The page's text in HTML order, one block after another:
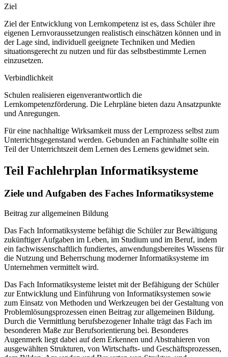
Ziel
Ziel der Entwicklung von Lernkompetenz ist es, dass Schüler ihre
eigenen Lernvoraussetzungen realistisch einschätzen können und in
der Lage sind, individuell geeignete Techniken und Medien
situationsgerecht zu nutzen und für das selbstbestimmte Lernen
einzusetzen.
Verbindlichkeit
Schulen realisieren eigenverantwortlich die
Lernkompetenzförderung. Die Lehrpläne bieten dazu Ansatzpunkte
und Anregungen.
Für eine nachhaltige Wirksamkeit muss der Lernprozess selbst zum
Unterrichtsgegenstand werden. Gebunden an Fachinhalte sollte ein
Teil der Unterrichtszeit dem Lernen des Lernens gewidmet sein.
Teil Fachlehrplan Informatiksysteme
Ziele und Aufgaben des Faches Informatiksysteme
Beitrag zur allgemeinen Bildung
Das Fach Informatiksysteme befähigt die Schüler zur Bewältigung
zukünftiger Aufgaben im Leben, im Studium und im Beruf, indem
ein fachwissenschaftlich fundiertes, anwendungsbereites Wissens für
die Nutzung und Beherrschung moderner Informatiksysteme im
Unternehmen vermittelt wird.
Das Fach Informatiksysteme leistet mit der Befähigung der Schüler
zur Entwicklung und Einführung von Informatiksystemen sowie
zum Einsatz von Methoden und Werkzeugen bei der Gestaltung von
Problemlösungsprozessen einen Beitrag zur allgemeinen Bildung.
Durch die Vermittlung berufsbezogener Inhalte trägt das Fach im
besonderen Maße zur Berufsorientierung bei. Besonderes
Augenmerk liegt dabei auf dem Erkennen und Abstrahieren von
ausgewählten Strukturen, von Wirtschafts- und Geschäftsprozessen,